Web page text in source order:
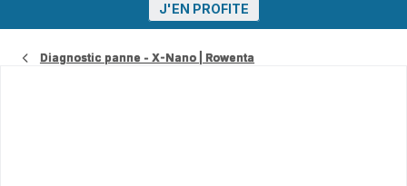
J'EN PROFITE
Diagnostic panne - X-Nano | Rowenta